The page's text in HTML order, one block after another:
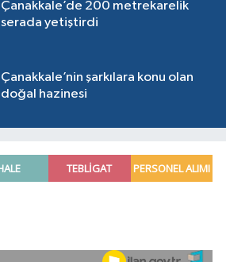
Çanakkale’de 200 metrekarelik
serada yetiştirdi
Çanakkale’nin şarkılara konu olan
doğal hazinesi